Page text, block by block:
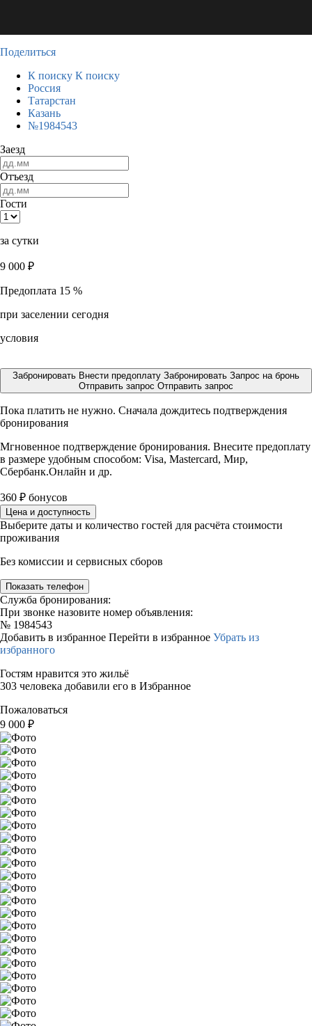
Поделиться
К поиску К поиску
Россия
Татарстан
Казань
№1984543
Заезд
Отъезд
Гости
за сутки
9 000 ₽
Предоплата 15 %
при заселении сегодня
условия
Забронировать Внести предоплату Забронировать Запрос на бронь
Отправить запрос Отправить запрос
Пока платить не нужно. Сначала дождитесь подтверждения
бронирования
Мгновенное подтверждение бронирования. Внесите предоплату
в размере удобным способом: Visa, Mastercard, Мир,
Сбербанк.Онлайн и др.
360 ₽ бонусов
Цена и доступность
Выберите даты и количество гостей для расчёта стоимости
проживания
Без комиссии и сервисных сборов
Показать телефон
Служба бронирования:
При звонке назовите номер объявления:
№ 1984543
Добавить в избранное Перейти в избранное Убрать из
избранного
Гостям нравится это жильё
303 человека добавили его в Избранное
Пожаловаться
9 000 ₽